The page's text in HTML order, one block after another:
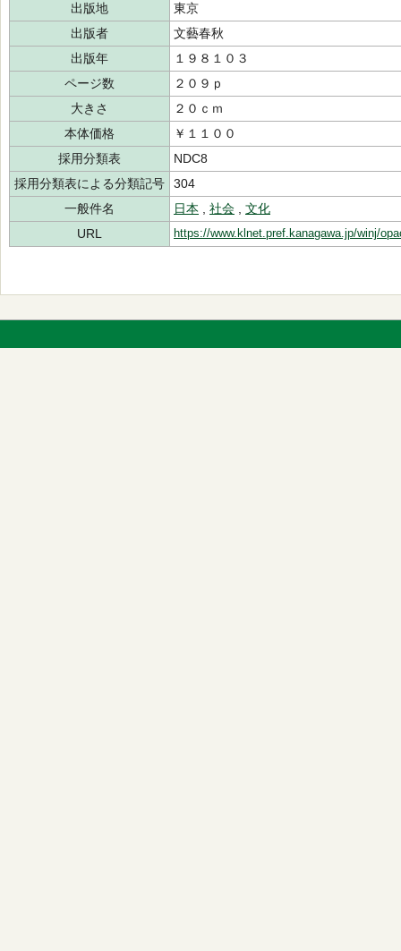
出版地
東京
出版者
文藝春秋
出版年
１９８１０３
ページ数
２０９ｐ
大きさ
２０ｃｍ
本体価格
￥１１００
採用分類表
NDC8
採用分類表による分類記号
304
一般件名
日本 社会
文化
URL
https://www.klnet.pref.kanagawa.jp/winj/